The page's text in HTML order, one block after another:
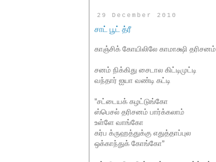
29 December 2010
சாட் பூட் த்ரீ
காஞ்சிக் கோயிலிலே காமாக்ஷி தரிசனம்
சனம் நிக்கிது சைடால கிட்டிமுட்டி
வந்தார் ஐயா வண்டி கட்டி
”சட்டையக் கழட்டுங்கோ
ஸ்பெசல் தரிசனம் பார்க்கலாம்
உள்ளே வாங்கோ
கர்ப க்ருஹத்துக்கு எதுத்தாப்புல
ஒக்காந்துக் கோங்கோ”